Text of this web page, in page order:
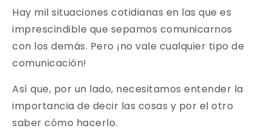
Hay mil situaciones cotidianas en las que es
imprescindible que sepamos comunicarnos
con los demás. Pero ¡no vale cualquier tipo de
comunicación!
Así que, por un lado, necesitamos entender la
importancia de decir las cosas y por el otro
saber cómo hacerlo.